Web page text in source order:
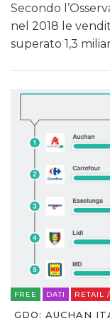
Secondo
nel 2018 le
superato 1,3
FREE DATI RETAIL
GDO: AUCHAN